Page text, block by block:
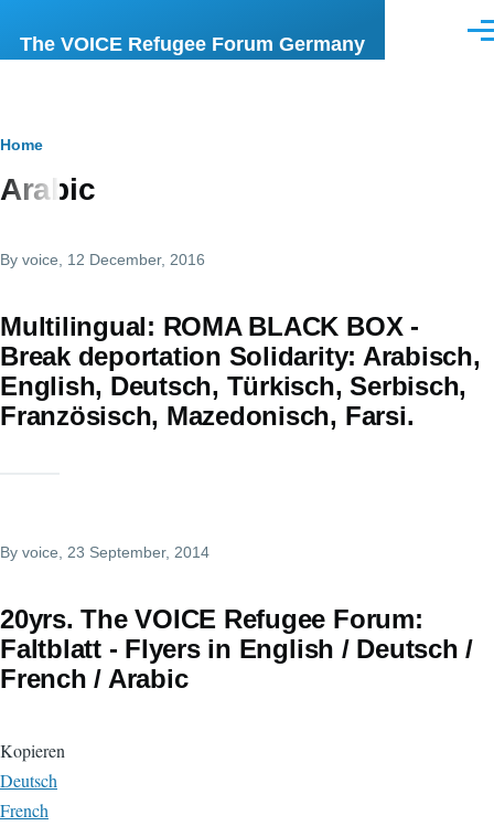
The VOICE Refugee Forum Germany
Breadcrumb
Home
Arabic
By voice , 12 December, 2016
Multilingual: ROMA BLACK BOX -
Break deportation Solidarity: Arabisch,
English, Deutsch, Türkisch, Serbisch,
Französisch, Mazedonisch, Farsi.
By voice , 23 September, 2014
20yrs. The VOICE Refugee Forum:
Faltblatt - Flyers in English / Deutsch /
French / Arabic
Kopieren
Deutsch
French